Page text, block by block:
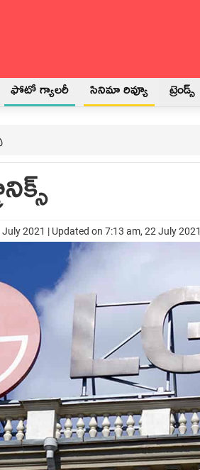
ఫోటో గ్యాలరీ సినిమా రివ్యూ ట్రెండ్స్
2021 | Updated on 7:13 am, 22 July 2021